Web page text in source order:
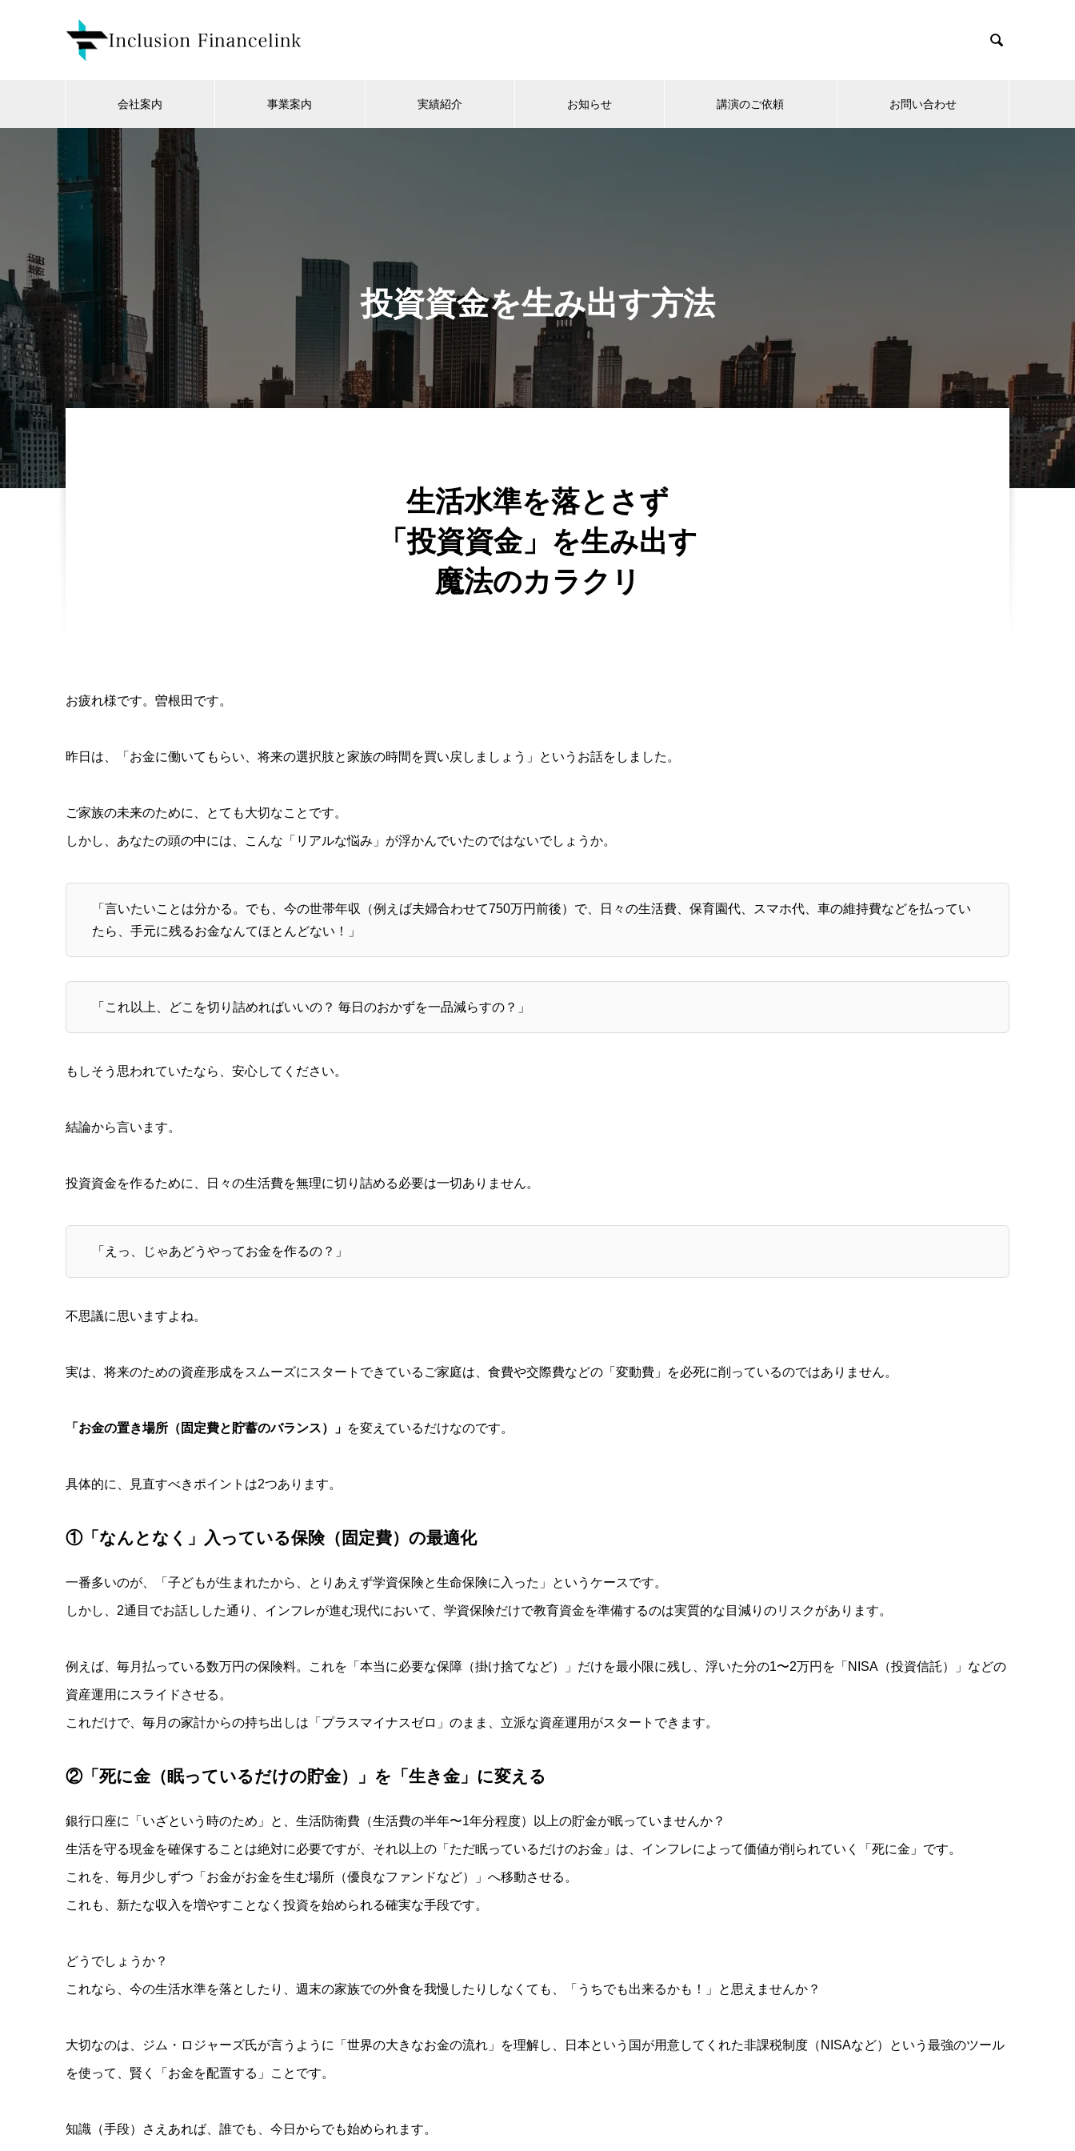

会社案内 事業案内 実績紹介 お知らせ 講演のご依頼 お問い合わせ
投資資金を生み出す方法
生活水準を落とさず
「投資資金」を生み出す
魔法のカラクリ
お疲れ様です。曽根田です。
昨日は、「お金に働いてもらい、将来の選択肢と家族の時間を買い戻しましょう」というお話をしました。
ご家族の未来のために、とても大切なことです。
しかし、あなたの頭の中には、こんな「リアルな悩み」が浮かんでいたのではないでしょうか。
「言いたいことは分かる。でも、今の世帯年収（例えば夫婦合わせて750万円前後）で、日々の生活費、保育園代、スマホ代、車の維持費などを払ってい
たら、手元に残るお金なんてほとんどない！」
「これ以上、どこを切り詰めればいいの？ 毎日のおかずを一品減らすの？」
もしそう思われていたなら、安心してください。
結論から言います。
投資資金を作るために、日々の生活費を無理に切り詰める必要は一切ありません。
「えっ、じゃあどうやってお金を作るの？」
不思議に思いますよね。
実は、将来のための資産形成をスムーズにスタートできているご家庭は、食費や交際費などの「変動費」を必死に削っているのではありません。
「お金の置き場所（固定費と貯蓄のバランス）」 を変えているだけなのです。
具体的に、見直すべきポイントは2つあります。
①「なんとなく」入っている保険（固定費）の最適化
一番多いのが、「子どもが生まれたから、とりあえず学資保険と生命保険に入った」というケースです。
しかし、2通目でお話しした通り、インフレが進む現代において、学資保険だけで教育資金を準備するのは実質的な目減りのリスクがあります。
例えば、毎月払っている数万円の保険料。これを「本当に必要な保障（掛け捨てなど）」だけを最小限に残し、浮いた分の1〜2万円を「NISA（投資信託）」などの
資産運用にスライドさせる。
これだけで、毎月の家計からの持ち出しは「プラスマイナスゼロ」のまま、立派な資産運用がスタートできます。
②「死に金（眠っているだけの貯金）」を「生き金」に変える
銀行口座に「いざという時のため」と、生活防衛費（生活費の半年〜1年分程度）以上の貯金が眠っていませんか？
生活を守る現金を確保することは絶対に必要ですが、それ以上の「ただ眠っているだけのお金」は、インフレによって価値が削られていく「死に金」です。
これを、毎月少しずつ「お金がお金を生む場所（優良なファンドなど）」へ移動させる。
これも、新たな収入を増やすことなく投資を始められる確実な手段です。
どうでしょうか？
これなら、今の生活水準を落としたり、週末の家族での外食を我慢したりしなくても、「うちでも出来るかも！」と思えませんか？
大切なのは、ジム・ロジャーズ氏が言うように「世界の大きなお金の流れ」を理解し、日本という国が用意してくれた非課税制度（NISAなど）という最強のツール
を使って、賢く「お金を配置する」ことです。
知識（手段）さえあれば、誰でも、今日からでも始められます。